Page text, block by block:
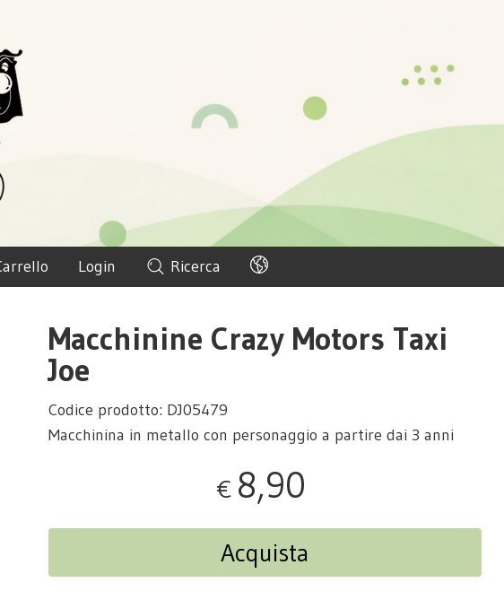
Login Ricerca
Macchinine Crazy Motors Taxi
Joe
Codice prodotto: DJ05479
Macchinina in metallo con personaggio a partire dai 3 anni
€ 8,90
Acquista